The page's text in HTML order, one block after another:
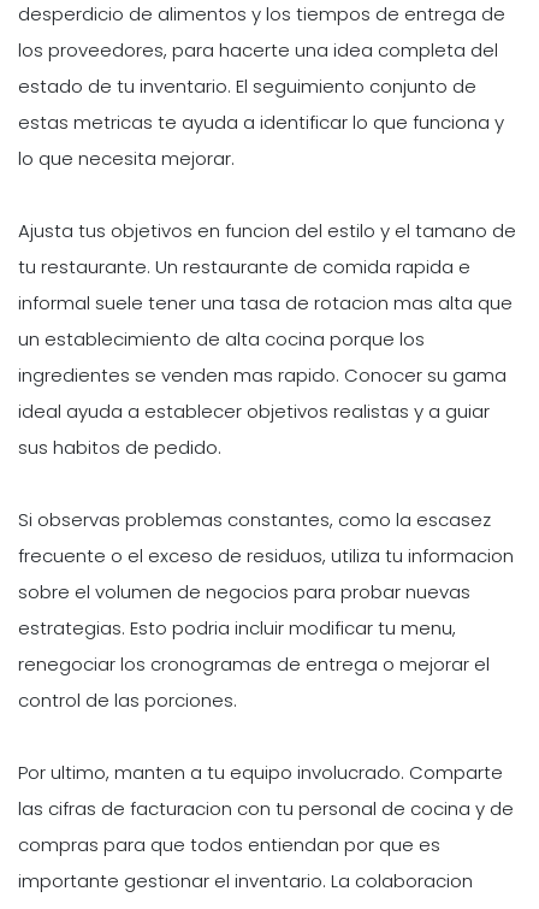
desperdicio de alimentos y los tiempos de entrega de
los proveedores, para hacerte una idea completa del
estado de tu inventario. El seguimiento conjunto de
estas metricas te ayuda a identificar lo que funciona y
lo que necesita mejorar.
Ajusta tus objetivos en funcion del estilo y el tamano de
tu restaurante. Un restaurante de comida rapida e
informal suele tener una tasa de rotacion mas alta que
un establecimiento de alta cocina porque los
ingredientes se venden mas rapido. Conocer su gama
ideal ayuda a establecer objetivos realistas y a guiar
sus habitos de pedido.
Si observas problemas constantes, como la escasez
frecuente o el exceso de residuos, utiliza tu informacion
sobre el volumen de negocios para probar nuevas
estrategias. Esto podria incluir modificar tu menu,
renegociar los cronogramas de entrega o mejorar el
control de las porciones.
Por ultimo, manten a tu equipo involucrado. Comparte
las cifras de facturacion con tu personal de cocina y de
compras para que todos entiendan por que es
importante gestionar el inventario. La colaboracion